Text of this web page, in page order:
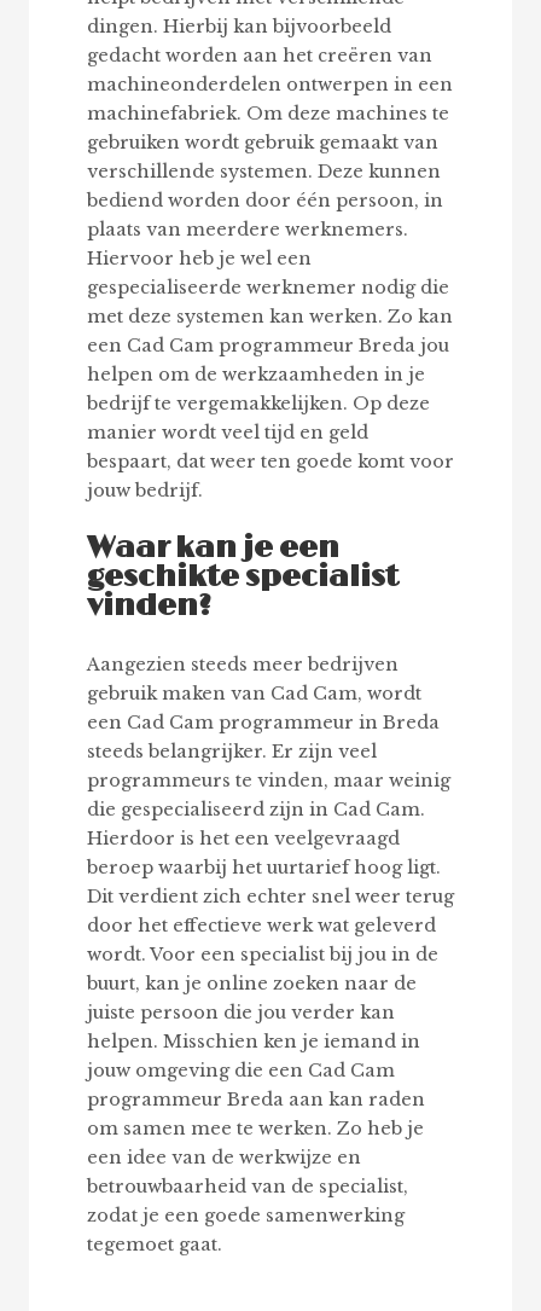
dingen. Hierbij kan bijvoorbeeld
gedacht worden aan het creëren van
machineonderdelen ontwerpen in een
machinefabriek. Om deze machines te
gebruiken wordt gebruik gemaakt van
verschillende systemen. Deze kunnen
bediend worden door één persoon, in
plaats van meerdere werknemers.
Hiervoor heb je wel een
gespecialiseerde werknemer nodig die
met deze systemen kan werken. Zo kan
een Cad Cam programmeur Breda jou
helpen om de werkzaamheden in je
bedrijf te vergemakkelijken. Op deze
manier wordt veel tijd en geld
bespaart, dat weer ten goede komt voor
jouw bedrijf.
Waar kan je een
geschikte specialist
vinden?
Aangezien steeds meer bedrijven
gebruik maken van Cad Cam, wordt
een Cad Cam programmeur in Breda
steeds belangrijker. Er zijn veel
programmeurs te vinden, maar weinig
die gespecialiseerd zijn in Cad Cam.
Hierdoor is het een veelgevraagd
beroep waarbij het uurtarief hoog ligt.
Dit verdient zich echter snel weer terug
door het effectieve werk wat geleverd
wordt. Voor een specialist bij jou in de
buurt, kan je online zoeken naar de
juiste persoon die jou verder kan
helpen. Misschien ken je iemand in
jouw omgeving die een Cad Cam
programmeur Breda aan kan raden
om samen mee te werken. Zo heb je
een idee van de werkwijze en
betrouwbaarheid van de specialist,
zodat je een goede samenwerking
tegemoet gaat.